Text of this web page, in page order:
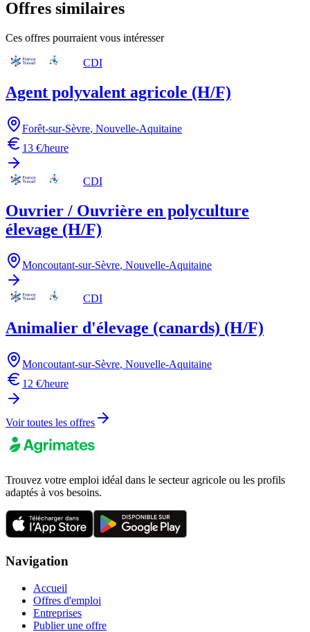
Offres similaires
Ces offres pourraient vous intéresser
CDI
Agent polyvalent agricole (H/F)
Forêt-sur-Sèvre, Nouvelle-Aquitaine
13 €/heure
CDI
Ouvrier / Ouvrière en polyculture
élevage (H/F)
Moncoutant-sur-Sèvre, Nouvelle-Aquitaine
CDI
Animalier d'élevage (canards) (H/F)
Moncoutant-sur-Sèvre, Nouvelle-Aquitaine
12 €/heure
Voir toutes les offres
Trouvez votre emploi idéal dans le secteur agricole ou les profils
adaptés à vos besoins.
Navigation
Accueil
Offres d'emploi
Entreprises
Publier une offre